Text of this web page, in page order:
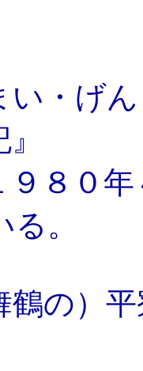
い・げ
８０
。
鶴の）